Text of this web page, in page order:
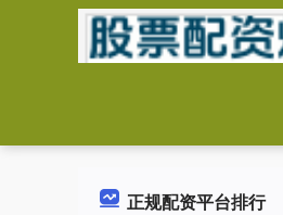
正规配资平台排行